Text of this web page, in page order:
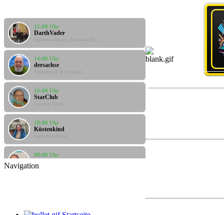
DarthVader
Die beste Musik, der beste Mix
dersachse
Volksmusik & Schlager
StarClub
Country Time
Küstenkind
bunte Musikbox
klaus
Navigation